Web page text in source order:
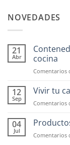
NOVEDADES
21
Abr
cocina
Comentarios
12
Sep
Vivir tu
Comentarios
04
Jul
Comentarios